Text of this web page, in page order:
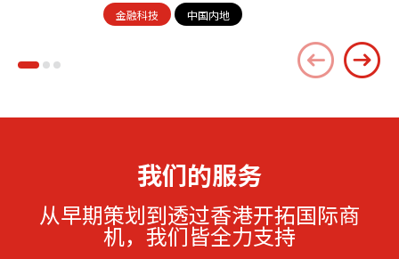
金融科技 中国内地
我们的服务
从早期策划到透过香港开拓国际商
机，我们皆全力支持